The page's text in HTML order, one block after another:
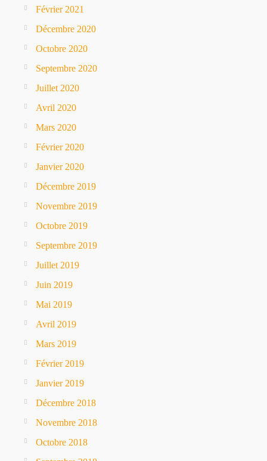
Février 2021
Décembre 2020
Octobre 2020
Septembre 2020
Juillet 2020
Avril 2020
Mars 2020
Février 2020
Janvier 2020
Décembre 2019
Novembre 2019
Octobre 2019
Septembre 2019
Juillet 2019
Juin 2019
Mai 2019
Avril 2019
Mars 2019
Février 2019
Janvier 2019
Décembre 2018
Novembre 2018
Octobre 2018